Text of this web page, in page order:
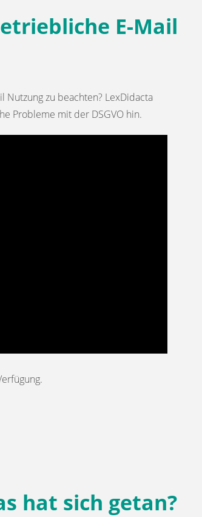
E-Mail
zu beachten? LexDidacta
Probleme mit der DSGVO hin.
hat sich getan?